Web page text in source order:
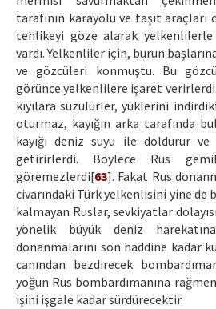
tarafının karayolu ve taşıt araçları
tehlikeyi göze alarak
vardı. Yelkenliler için, burun
ve gözcüleri konmuştu. Bu
görünce yelkenlilere işaret
kıyılara süzülürler, yüklerini
oturmaz, kayığın arka tarafında
kayığı deniz suyu ile doldurur
getirirlerdi. Böylece Rus
göremezlerdi[63]. Fakat Rus
civarındaki Türk yelkenlisini yine de
kalmayan Ruslar, sevkiyatlar
yönelik büyük deniz
donanmalarını son haddine kadar
canından bezdirecek
yoğun Rus bombardımanına
işini işgale kadar sürdürecektir.